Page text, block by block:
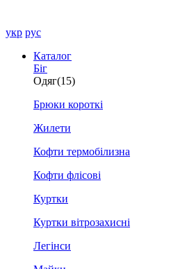
укр рус
Каталог
Біг
Одяг(15)
Брюки короткі
Жилети
Кофти термобілизна
Кофти флісові
Куртки
Куртки вітрозахисні
Легінси